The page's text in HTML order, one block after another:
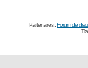
Partenaires :Forum de